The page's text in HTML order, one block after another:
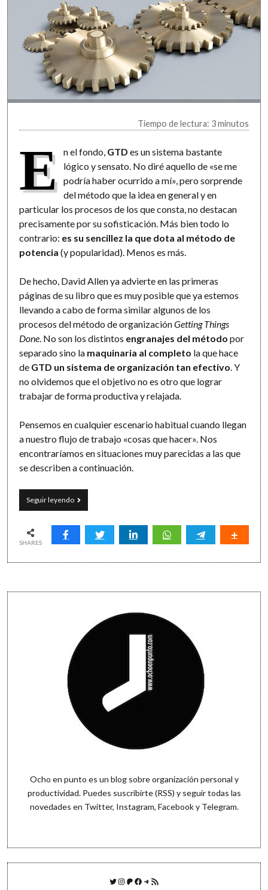
Tiempo de lectura: 3 minutos
E n el fondo, GTD es un sistema bastante
lógico y sensato. No diré aquello de «se me
podría haber ocurrido a mí», pero sorprende
del método que la idea en general y en
particular los procesos de los que consta, no destacan
precisamente por su sofisticación. Más bien todo lo
contrario: es su sencillez la que dota al método de
potencia (y popularidad). Menos es más.
De hecho, David Allen ya advierte en las primeras
páginas de su libro que es muy posible que ya estemos
llevando a cabo de forma similar algunos de los
procesos del método de organizaciónGetting Things
Done. No son los distintos engranajes del método por
separado sino la maquinaria al completo la que hace
de GTD un sistema de organización tan efectivo. Y
no olvidemos que el objetivo no es otro que lograr
trabajar de forma productiva y relajada.
Pensemos en cualquier escenario habitual cuando llegan
a nuestro flujo de trabajo «cosas que hacer». Nos
encontraríamos en situaciones muy parecidas a las que
se describen a continuación.
Seguir leyendoCinco
engranajes
una
GTD
SHARES
Sidebar
Ocho en punto es un blog sobre organización personal y
productividad. Puedes suscribirte (RSS) y seguir todas las
novedades en Twitter, Instagram, Facebooky Telegram.
Twitter
Instagram
Patreon
Facebook
Telegram
Feed RSS